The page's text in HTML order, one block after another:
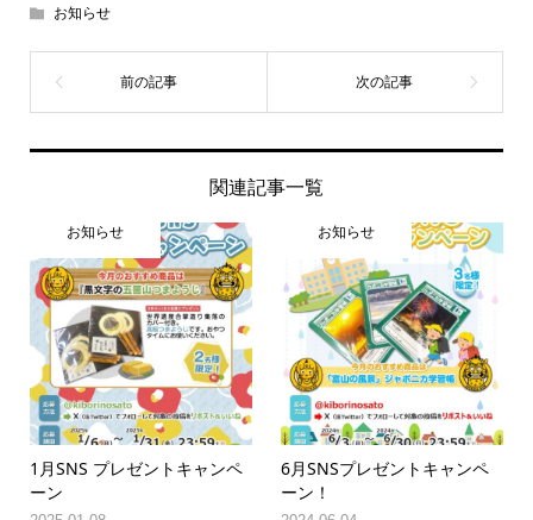
お知らせ
関連記事一覧
お知らせ
1月SNS プレゼントキャンペ
ーン
お知らせ
6月SNSプレゼントキャンペ
ーン！